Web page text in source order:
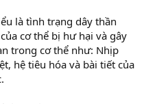
là tình trạng dây thần
cơ thể bị hư hại và gây
trong cơ thể như: Nhịp
hệ tiêu hóa và bài tiết của